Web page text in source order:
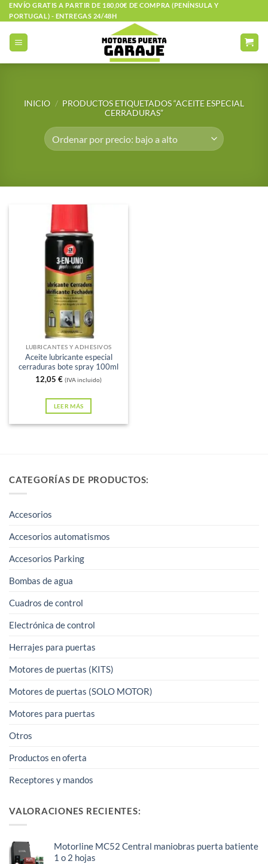
Saltar
al
contenido
ENVÍO GRATIS A PARTIR DE 180,00€ DE COMPRA (PENÍNSULA Y
PORTUGAL) - ENTREGAS 24/48H
INICIO / PRODUCTOS ETIQUETADOS “ACEITE ESPECIAL
CERRADURAS”
Sin existencias
LUBRICANTES Y ADHESIVOS
Aceite lubricante especial
cerraduras bote spray 100ml
12,05 € (IVA incluido)
LEER MÁS
CATEGORÍAS DE PRODUCTOS:
Accesorios
Accesorios automatismos
Accesorios Parking
Bombas de agua
Cuadros de control
Electrónica de control
Herrajes para puertas
Motores de puertas (KITS)
Motores de puertas (SOLO MOTOR)
Motores para puertas
Otros
Productos en oferta
Receptores y mandos
VALORACIONES RECIENTES:
Motorline MC52 Central maniobras puerta batiente
1 o 2 hojas